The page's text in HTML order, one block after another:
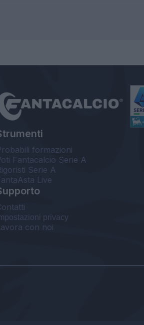
formazioni
Fantacalcio Serie A
Serie A
Live
privacy
con noi